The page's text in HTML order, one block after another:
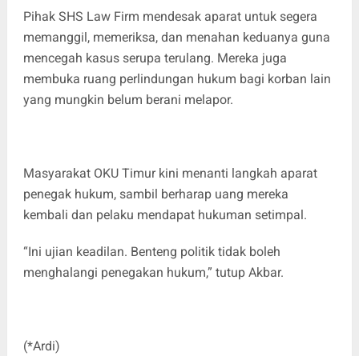
Pihak SHS Law Firm mendesak aparat untuk segera
memanggil, memeriksa, dan menahan keduanya guna
mencegah kasus serupa terulang. Mereka juga
membuka ruang perlindungan hukum bagi korban lain
yang mungkin belum berani melapor.
Masyarakat OKU Timur kini menanti langkah aparat
penegak hukum, sambil berharap uang mereka
kembali dan pelaku mendapat hukuman setimpal.
“Ini ujian keadilan. Benteng politik tidak boleh
menghalangi penegakan hukum,” tutup Akbar.
(*Ardi)